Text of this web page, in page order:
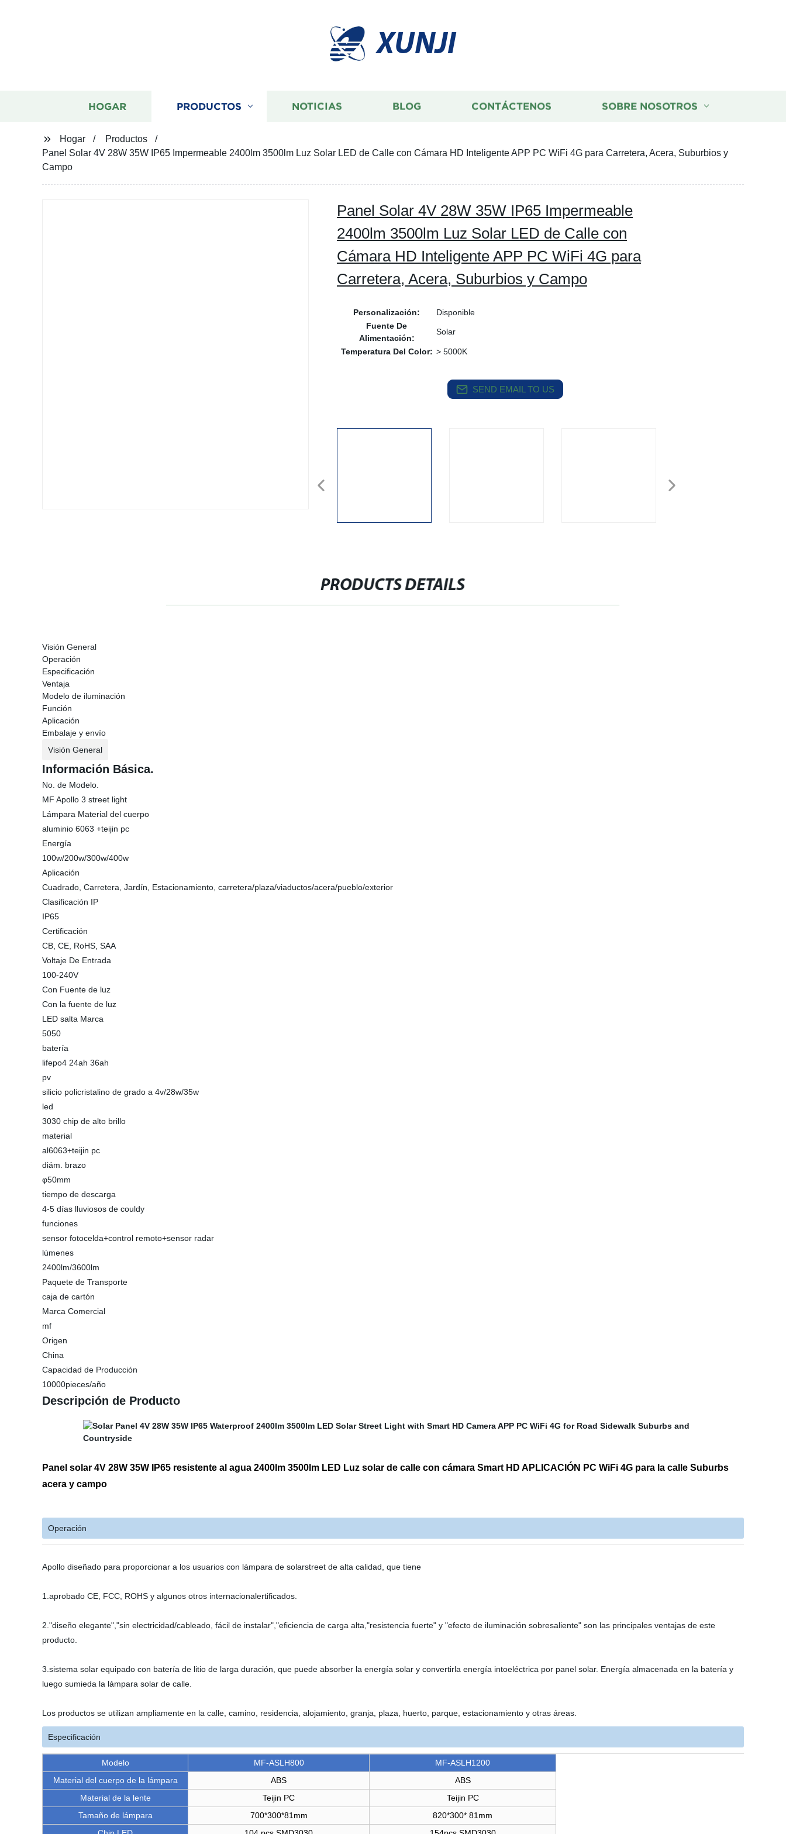
XUNJI
HOGAR PRODUCTOS NOTICIAS BLOG CONTÁCTENOS SOBRE NOSOTROS
Hogar
Productos
Panel Solar 4V 28W 35W IP65 Impermeable 2400lm 3500lm Luz Solar LED de Calle con Cámara HD Inteligente APP PC WiFi 4G para Carretera, Acera, Suburbios y
Campo
Panel Solar 4V 28W 35W IP65 Impermeable
2400lm 3500lm Luz Solar LED de Calle con
Cámara HD Inteligente APP PC WiFi 4G para
Carretera, Acera, Suburbios y Campo
Personalización:
Disponible
Fuente De
Alimentación:
Solar
Temperatura Del Color: > 5000K
SEND EMAIL TO US
PRODUCTS DETAILS
Visión General
Operación
Especificación
Ventaja
Modelo de iluminación
Función
Aplicación
Embalaje y envío
Visión General
Información Básica.
No. de Modelo.
MF Apollo 3 street light
Lámpara Material del cuerpo
aluminio 6063 +teijin pc
Energía
100w/200w/300w/400w
Aplicación
Cuadrado, Carretera, Jardín, Estacionamiento, carretera/plaza/viaductos/acera/pueblo/exterior
Clasificación IP
IP65
Certificación
CB, CE, RoHS, SAA
Voltaje De Entrada
100-240V
Con Fuente de luz
Con la fuente de luz
LED salta Marca
5050
batería
lifepo4 24ah 36ah
pv
silicio policristalino de grado a 4v/28w/35w
led
3030 chip de alto brillo
material
al6063+teijin pc
diám. brazo
φ50mm
tiempo de descarga
4-5 días lluviosos de couldy
funciones
sensor fotocelda+control remoto+sensor radar
lúmenes
2400lm/3600lm
Paquete de Transporte
caja de cartón
Marca Comercial
mf
Origen
China
Capacidad de Producción
10000pieces/año
Descripción de Producto
Panel solar 4V 28W 35W IP65 resistente al agua 2400lm 3500lm LED Luz solar de calle con cámara Smart HD APLICACIÓN PC WiFi 4G para la calle Suburbs
acera y campo
Operación
Apollo diseñado para proporcionar a los usuarios con lámpara de solarstreet de alta calidad, que tiene
1.aprobado CE, FCC, ROHS y algunos otros internacionalertificados.
2."diseño elegante","sin electricidad/cableado, fácil de instalar","eficiencia de carga alta,"resistencia fuerte" y "efecto de iluminación sobresaliente" son las principales ventajas de este
producto.
3.sistema solar equipado con batería de litio de larga duración, que puede absorber la energía solar y convertirla energía intoeléctrica por panel solar. Energía almacenada en la batería y
luego sumieda la lámpara solar de calle.
Los productos se utilizan ampliamente en la calle, camino, residencia, alojamiento, granja, plaza, huerto, parque, estacionamiento y otras áreas.
Especificación
Modelo MF-ASLH800
MF-ASLH1200
Material del cuerpo de la lámpara
ABS
ABS
Material de la lente
Teijin PC
Teijin PC
Tamaño de lámpara
700*300*81mm
820*300* 81mm